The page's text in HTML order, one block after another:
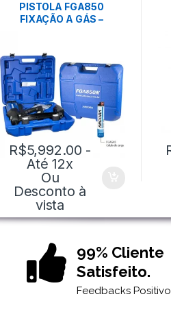
PISTOLA FGA850
FIXAÇÃO A GÁS –
R$5,992.00 -
Até 12x
Ou
Desconto à
vista
99% Cliente
Satisfeito.
Feedbacks